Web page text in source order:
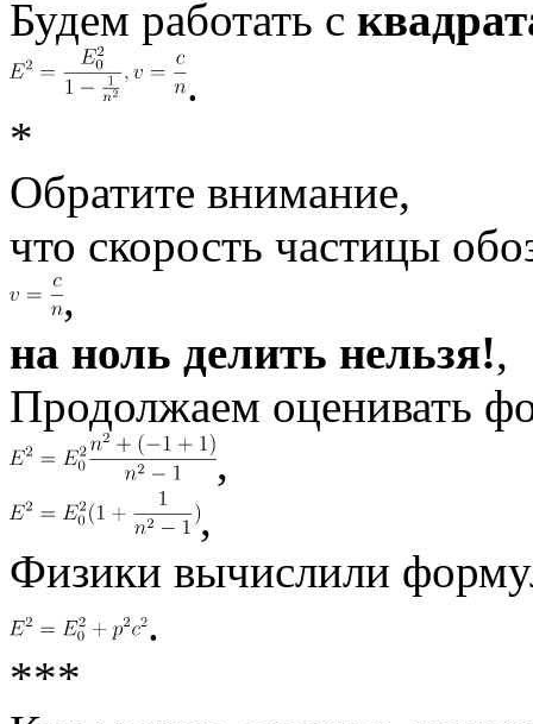
Будем работать с
.
*
Обратите внимание,
что скорость частицы
,
на ноль делить нельзя!,
Продолжаем оценивать
,
,
Физики вычислили
.
***